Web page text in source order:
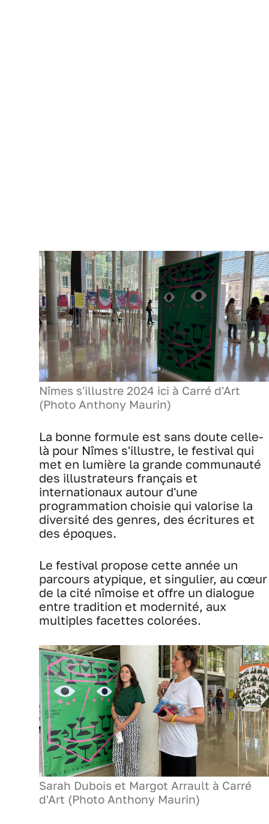
Nîmes s'illustre 2024 ici à Carré d'Art
(Photo Anthony Maurin)
La bonne formule est sans doute celle-
là pour Nîmes s'illustre, le festival qui
met en lumière la grande communauté
des illustrateurs français et
internationaux autour d'une
programmation choisie qui valorise la
diversité des genres, des écritures et
des époques.
Le festival propose cette année un
parcours atypique, et singulier, au cœur
de la cité nîmoise et offre un dialogue
entre tradition et modernité, aux
multiples facettes colorées.
Sarah Dubois et Margot Arrault à Carré
d'Art (Photo Anthony Maurin)